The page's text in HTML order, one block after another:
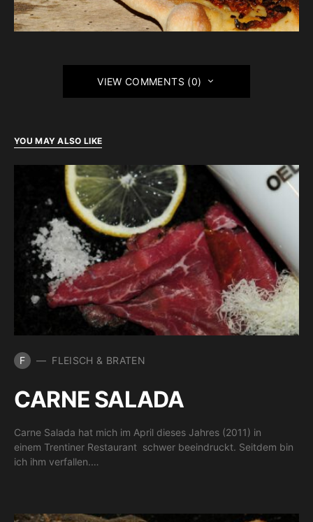
VIEW COMMENTS (0)
YOU MAY ALSO LIKE
F FLEISCH & BRATEN
CARNE SALADA
Carne Salada hat mich im April dieses Jahres (2011) in
einem Trentiner Restaurant schwer beeindruckt. Seitdem bin
ich ihm verfallen.…